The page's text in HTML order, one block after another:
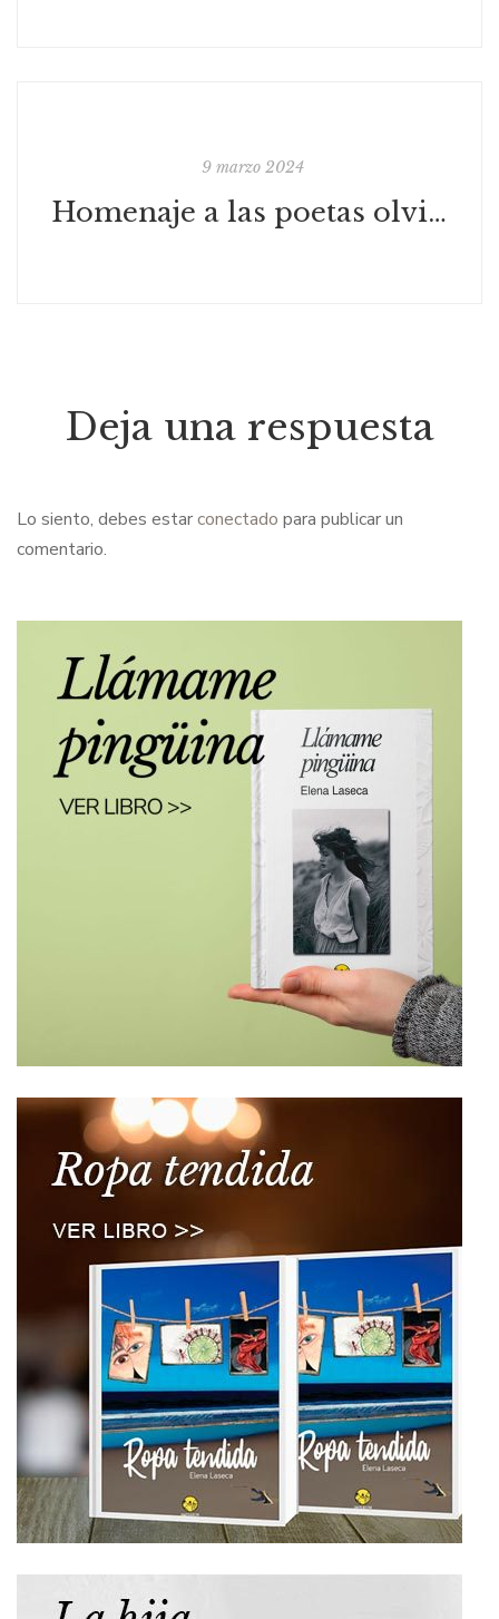
9 marzo 2024
Homenaje a las poetas olvidadas
Deja una respuesta
Lo siento, debes estarconectado para publicar un
comentario.